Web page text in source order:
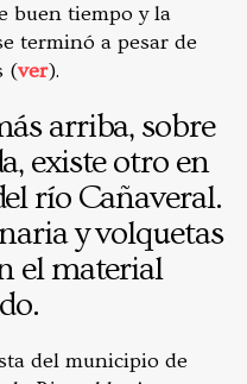
buen tiempo y la
terminó a pesar de
(ver).
arriba, sobre
existe otro en
río Cañaveral.
y volquetas
el material
del municipio de